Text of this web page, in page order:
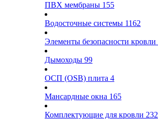
ПВХ мембраны 155
Водосточные системы 1162
Элементы безопасности кровли
Дымоходы 99
ОСП (OSB) плита 4
Мансардные окна 165
Комплектующие для кровли 232